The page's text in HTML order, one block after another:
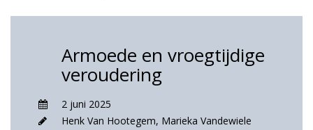
Armoede en vroegtijdige
veroudering
2 juni 2025
Henk Van Hootegem, Marieka Vandewiele